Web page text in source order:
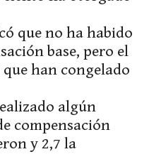
que no ha habido
base, pero el
han congelado
algún
compensación
y 2,7 la